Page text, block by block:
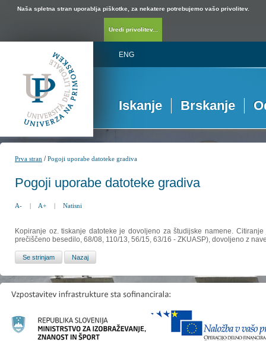
Naša spletna stran uporablja piškotke, za nekatere potrebujemo vašo privolitev.
Uredi privolitev...
ENG
Iskanje Brskanje
Prva stran /Pogoji uporabe datoteke gradiva
Pogoji uporabe datoteke gradiva
A- | A+ | Natisni
Kopiranje oz. tiskanje datoteke je dovoljeno za študijske namene.
prečiščeno besedilo, 68/08, 110/13, 56/15, 63/16 - ZKUASP), dovoljeno z